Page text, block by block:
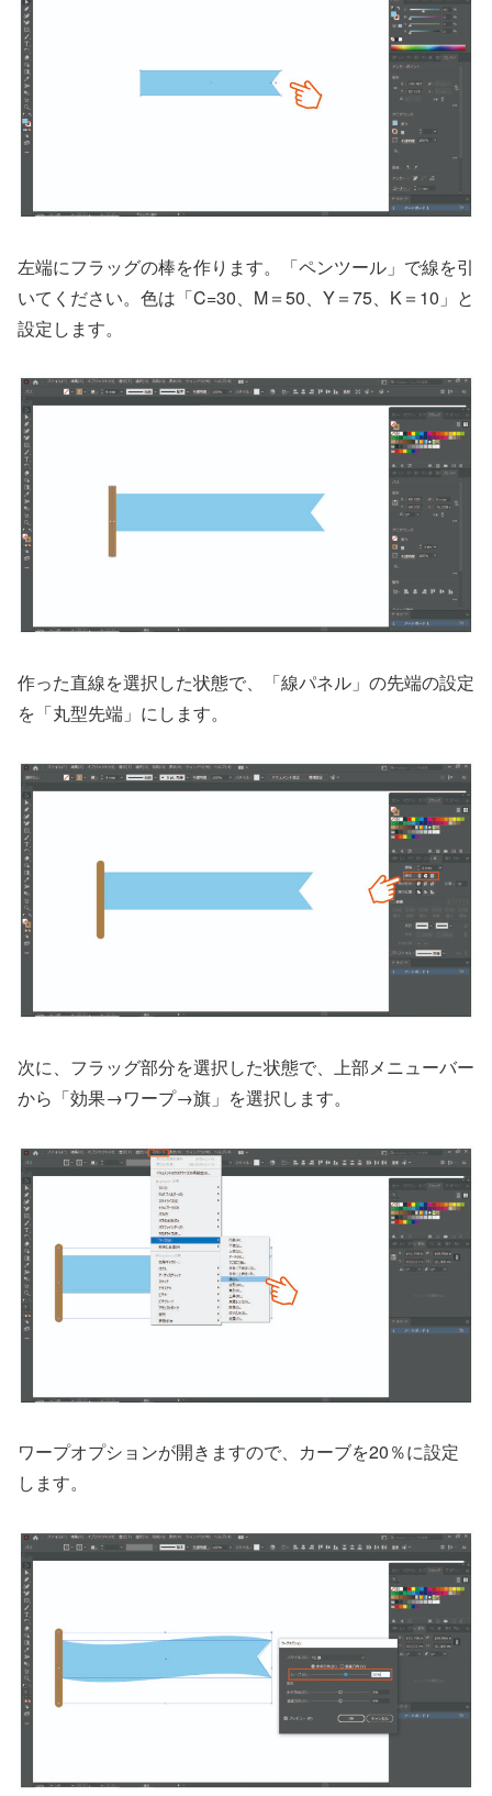
左端にフラッグの棒を作ります。「ペンツール」で線を引
いてください。色は「C=30、M＝50、Y＝75、K＝10」と
設定します。
作った直線を選択した状態で、「線パネル」の先端の設定
を「丸型先端」にします。
次に、フラッグ部分を選択した状態で、上部メニューバー
から「効果→ワープ→旗」を選択します。
ワープオプションが開きますので、カーブを20％に設定
します。